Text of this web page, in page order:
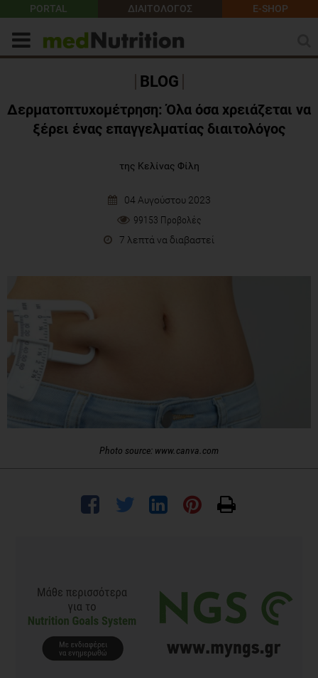
PORTAL ΔΙΑΙΤΟΛΟΓΟΣ E-SHOP
BLOG
Δερματοπτυχομέτρηση: Όλα όσα χρειάζεται να
ξέρει ένας επαγγελματίας διαιτολόγος
της Κελίνας Φίλη
04 Αυγούστου 2023
99153 Προβολές
7 λεπτά να διαβαστεί
Photo source: www.canva.com